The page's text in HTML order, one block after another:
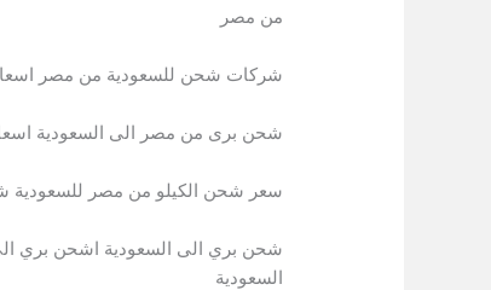
من مصر
شركات شحن للسعودية من مصر
شحن برى من مصر الى السعودية
سعر شحن الكيلو من مصر
شحن بري الى السعودية اشحن بري
السعودية